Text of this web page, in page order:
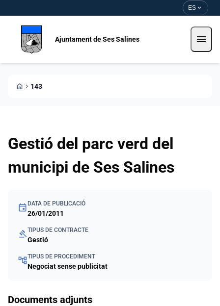
ES expand_more
Ajuntament de Ses Salines menu
HOME CHEVRON_RIGHT 143
Gestió del parc verd del
municipi de Ses Salines
event DATA DE PUBLICACIÓ
26/01/2011
gavelTIPUS DE CONTRACTE
Gestió
account_treeTIPUS DE PROCEDIMENT
Negociat sense publicitat
Documents adjunts